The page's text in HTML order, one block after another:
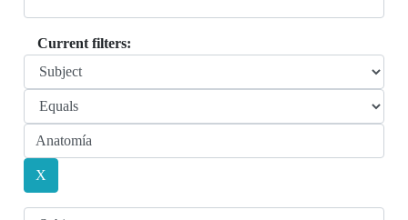
Current filters: